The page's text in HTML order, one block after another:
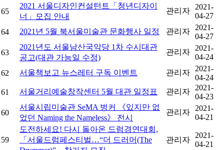
65
2021 서울디자인컨설턴트「청년디자이
너」모집 안내
관리자
2021-
04-27
64
2021년 5월 북서울미술관 문화행사 일정 관리자
2021-
04-27
63
2021년도 서울남산국악당 1차 수시대관
공고(대관 가능일 수정)
관리자
2021-
04-24
62
서울책보고 뉴스레터 구독 이벤트 관리자
2021-
04-24
61
서울거리예술창작센터 5월 대관 일정표 관리자
2021-
04-23
60
서울시립미술관 SeMA 벙커 《있지만 없
었던 Naming the Nameless》 전시
관리자
2021-
04-21
59
도전하세요! 다시 돌아온 드럼경연대회,
「서울드럼페스티벌…“더 드러머(The
관리자
2021-
04-21